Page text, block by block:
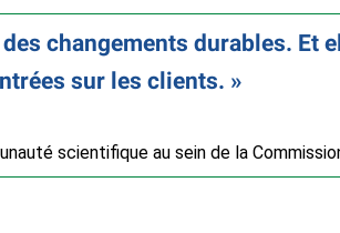
changements durables.
sur les clients.
scientifique au sein de la